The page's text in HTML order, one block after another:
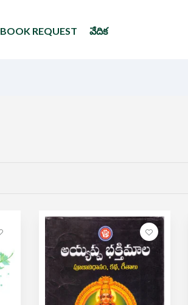
BOOK REQUEST వేదిక